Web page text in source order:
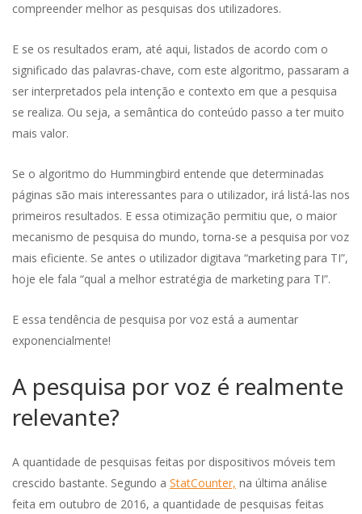
compreender melhor as pesquisas dos utilizadores.
E se os resultados eram, até aqui, listados de acordo com o
significado das palavras-chave, com este algoritmo, passaram a
ser interpretados pela intenção e contexto em que a pesquisa
se realiza. Ou seja, a semântica do conteúdo passo a ter muito
mais valor.
Se o algoritmo do Hummingbird entende que determinadas
páginas são mais interessantes para o utilizador, irá listá-las nos
primeiros resultados. E essa otimização permitiu que, o maior
mecanismo de pesquisa do mundo, torna-se a pesquisa por voz
mais eficiente. Se antes o utilizador digitava “marketing para TI”,
hoje ele fala “qual a melhor estratégia de marketing para TI”.
E essa tendência de pesquisa por voz está a aumentar
exponencialmente!
A pesquisa por voz é realmente
relevante?
A quantidade de pesquisas feitas por dispositivos móveis tem
crescido bastante. Segundo a StatCounter, na última análise
feita em outubro de 2016, a quantidade de pesquisas feitas